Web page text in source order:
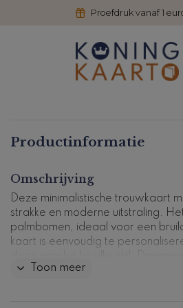
Proefdruk vanaf 1
Productinformatie
Omschrijving
Deze minimalistische trouwkaart
strakke en moderne uitstraling.
palmbomen, ideaal voor een
kaart is eenvoudig te
bestellen om de kwaliteit en het
Toon meer